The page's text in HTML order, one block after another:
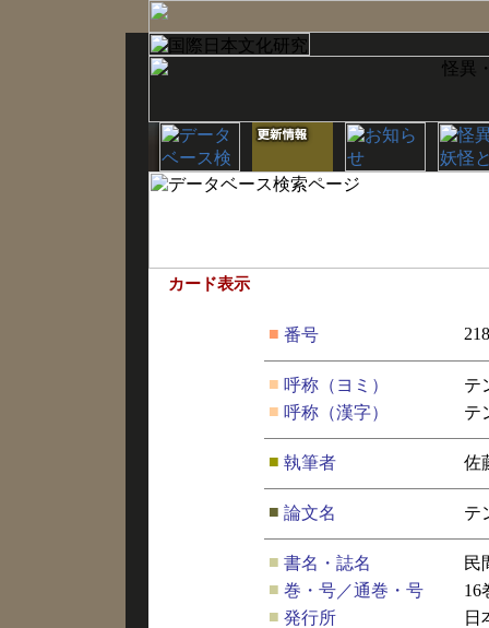
カード表示
■ 番号
■ 呼称（ヨミ）
テ
■ 呼称（漢字） テ
■ 執筆者 佐
■ 論文名 テ
■ 書名・誌名
民
■ 巻・号／通巻・号
16
■ 発行所
日